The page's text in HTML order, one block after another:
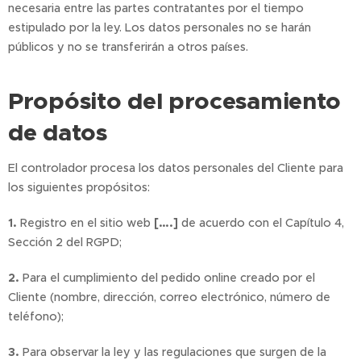
necesaria entre las partes contratantes por el tiempo
estipulado por la ley. Los datos personales no se harán
públicos y no se transferirán a otros países.
Propósito del procesamiento
de datos
El controlador procesa los datos personales del Cliente para
los siguientes propósitos:
1. Registro en el sitio web [….] de acuerdo con el Capítulo 4,
Sección 2 del RGPD;
2. Para el cumplimiento del pedido online creado por el
Cliente (nombre, dirección, correo electrónico, número de
teléfono);
3. Para observar la ley y las regulaciones que surgen de la